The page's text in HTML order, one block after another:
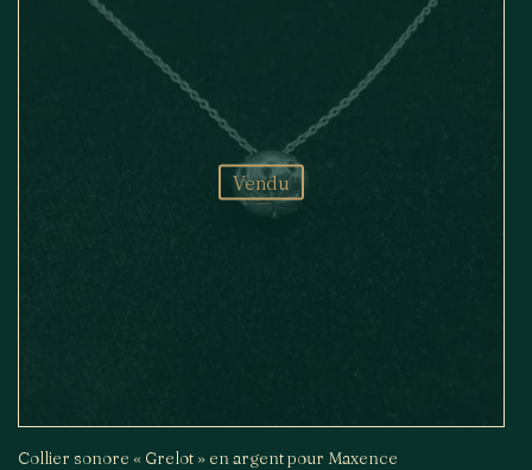
Vendu
Collier sonore « Grelot » en argent pour Maxence